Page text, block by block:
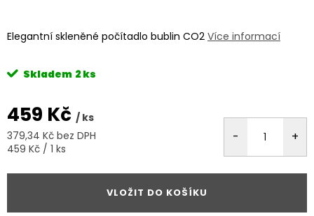
Elegantní skleněné počítadlo bublin CO2 Více informací
Skladem 2 ks
459 Kč / ks
379,34 Kč bez DPH
Měrná
459 Kč / 1 ks
VLOŽIT DO KOŠÍKU